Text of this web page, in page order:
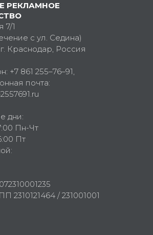
РЕКЛАМНОЕ
7/1
с ул. Седина)
Краснодар, Россия
+7 861 255–76–91,
почта:
дни:
Пн-Чт
Пт
2310121464 / 231001001